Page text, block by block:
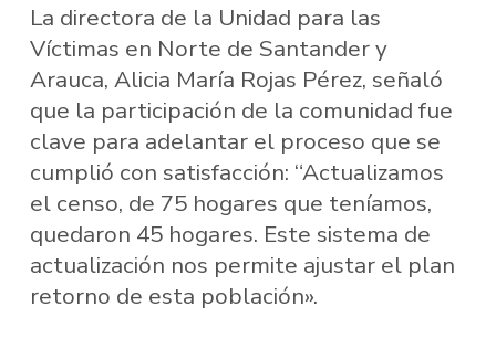
La directora de la Unidad para las
Víctimas en Norte de Santander y
Arauca, Alicia María Rojas Pérez, señaló
que la participación de la comunidad fue
clave para adelantar el proceso que se
cumplió con satisfacción: “Actualizamos
el censo, de 75 hogares que teníamos,
quedaron 45 hogares. Este sistema de
actualización nos permite ajustar el plan
retorno de esta población».